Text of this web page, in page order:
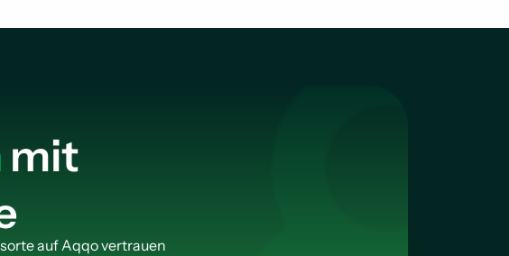
mit
auf Aqqo vertrauen